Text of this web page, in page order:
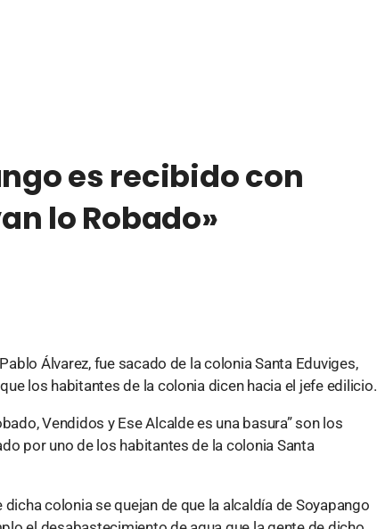
es recibido con
lo Robado»
Álvarez, fue sacado de la colonia Santa Eduviges,
los habitantes de la colonia dicen hacia el jefe edilicio.
Vendidos y Ese Alcalde es una basura” son los
por uno de los habitantes de la colonia Santa
colonia se quejan de que la alcaldía de Soyapango